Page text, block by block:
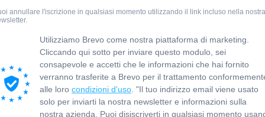
annullare l'iscrizione in qualsiasi momento utilizzando il link incluso nella nostra
Utilizziamo Brevo come nostra piattaforma di marketing.
Cliccando qui sotto per inviare questo modulo, sei
consapevole e accetti che le informazioni che hai fornito
verranno trasferite a Brevo per il trattamento
alle loro condizioni d'uso . "Il tuo indirizzo email viene usato
solo per inviarti la nostra newsletter e informazioni sulla
nostra azienda. Puoi disiscriverti in qualsiasi momento